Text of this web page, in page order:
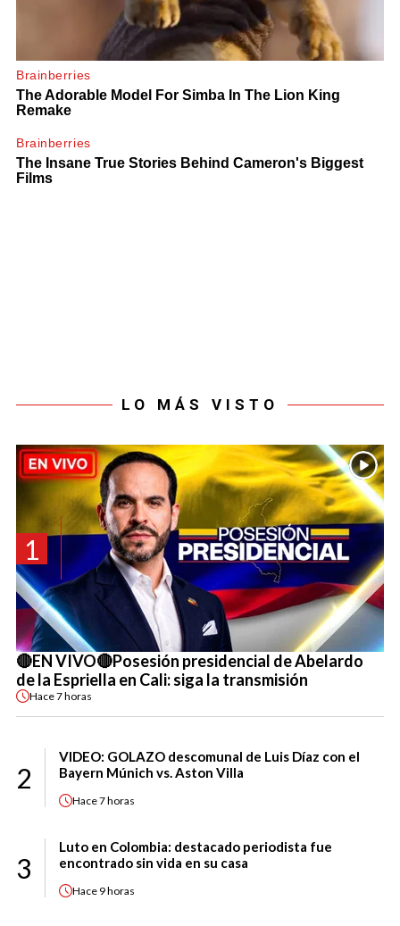
LO MÁS VISTO
1
🔴EN VIVO🔴Posesión presidencial de Abelardo
de la Espriella en Cali: siga la transmisión
Hace7 horas
2
VIDEO: GOLAZO descomunal de Luis Díaz con el
Bayern Múnich vs. Aston Villa
Hace7 horas
3
Luto en Colombia: destacado periodista fue
encontrado sin vida en su casa
Hace 9 horas